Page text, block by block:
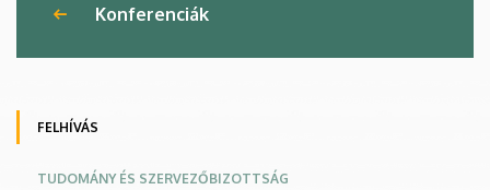
területén
Globális
ipari
Konferenciák
FELHÍVÁS
TUDOMÁNY ÉS SZERVEZŐBIZOTTSÁG